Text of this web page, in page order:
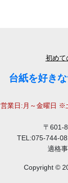
初めて
台紙を好き
営業日:月～金曜日 ※
〒601-
TEL:075-744-
適格
Copyright ©